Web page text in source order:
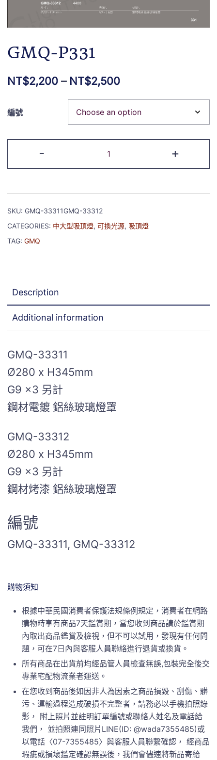
GMQ-P331
NT$2,200 – NT$2,500
編號
- +
SKU: GMQ-33311GMQ-33312
CATEGORIES: 中大型吸頂燈, 可換光源, 吸頂燈
TAG: GMQ
Description
Additional information
GMQ-33311
Ø280 x H345mm
G9 x3 另計
鋼材電鍍 鋁絲玻璃燈罩
GMQ-33312
Ø280 x H345mm
G9 x3 另計
鋼材烤漆 鋁絲玻璃燈罩
編號
GMQ-33311, GMQ-33312
購物須知
根據中華民國消費者保護法規條例規定，消費者在網路
購物時享有商品7天鑑賞期，當您收到商品請於鑑賞期
內取出商品鑑賞及檢視，但不可以試用，發現有任何問
題，可在7日內與客服人員聯絡進行退貨或換貨。
所有商品在出貨前均經品管人員檢查無誤,包裝完全後交
專業宅配物流業者運送。
在您收到商品後如因非人為因素之商品損毀、刮傷、髒
污、運輸過程造成破損不完整者，請務必以手機拍照錄
影， 附上照片並註明訂單編號或聯絡人姓名及電話給
我們， 並拍照連同照片LINE(ID: @wada7355485)或
以電話〈07-7355485〉與客服人員聯繫確認， 經商品
瑕疵或損壞鑑定確認無誤後，我們會儘速將新品寄給